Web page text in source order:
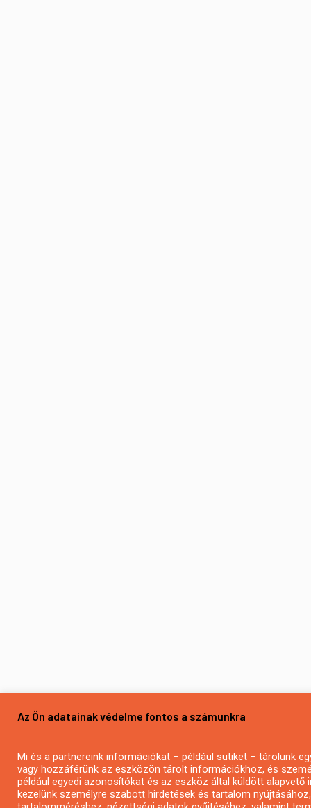
Az Ön adatainak védelme fontos a számunkra
Mi és a partnereink információkat – például sütiket – tárolunk
vagy hozzáférünk az eszközön tárolt információkhoz, és
például egyedi azonosítókat és az eszköz által küldött alapvető
kezelünk személyre szabott hirdetések és tartalom